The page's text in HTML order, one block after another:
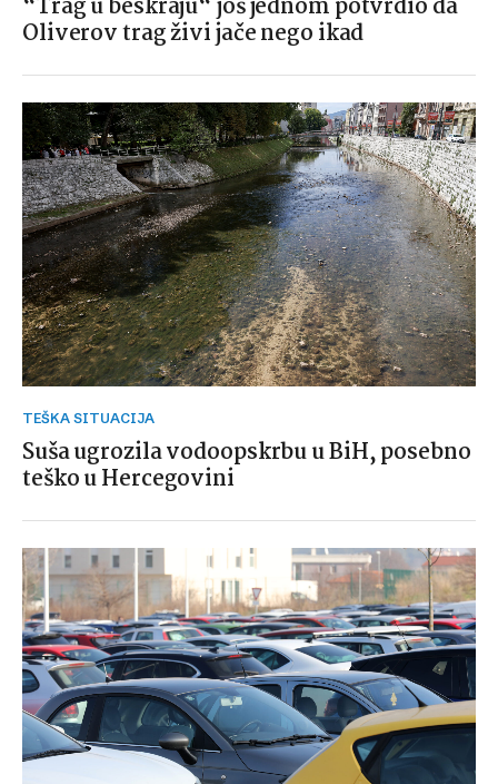
“Trag u beskraju“ još jednom potvrdio da
Oliverov trag živi jače nego ikad
TEŠKA SITUACIJA
Suša ugrozila vodoopskrbu u BiH, posebno
teško u Hercegovini